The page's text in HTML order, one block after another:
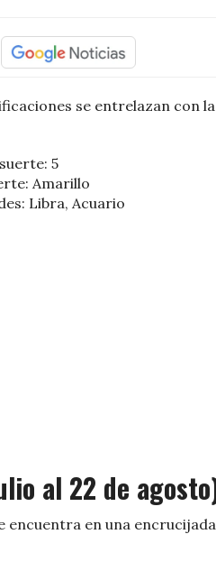
se entrelazan con
5
Amarillo
Libra, Acuario
al 22 de
encuentra en una